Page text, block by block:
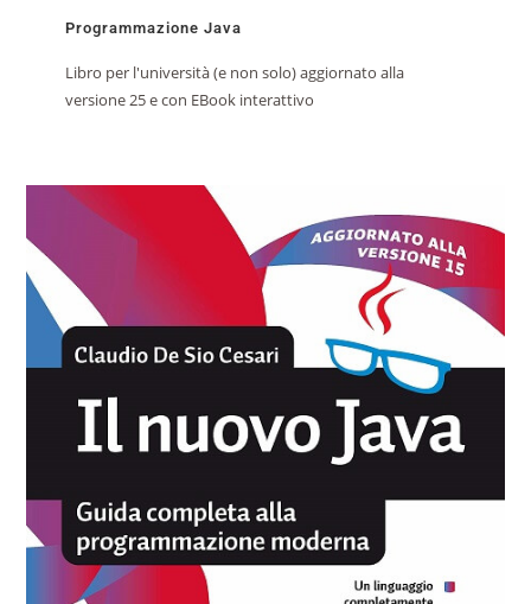
Programmazione Java
Libro per l'università (e non solo) aggiornato alla
versione 25 e con EBook interattivo